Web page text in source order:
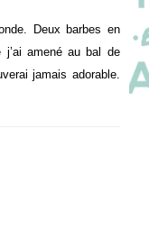
Deux barbes en
amené au bal de
jamais adorable.